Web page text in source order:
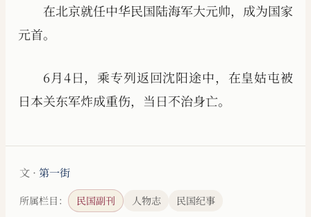
在北京就任中华民国陆海军大元帅，成为国家
元首。
6月4日，乘专列返回沈阳途中，在皇姑屯被
日本关东军炸成重伤，当日不治身亡。
文 · 第一街
所属栏目： 民国副刊 人物志 民国纪事